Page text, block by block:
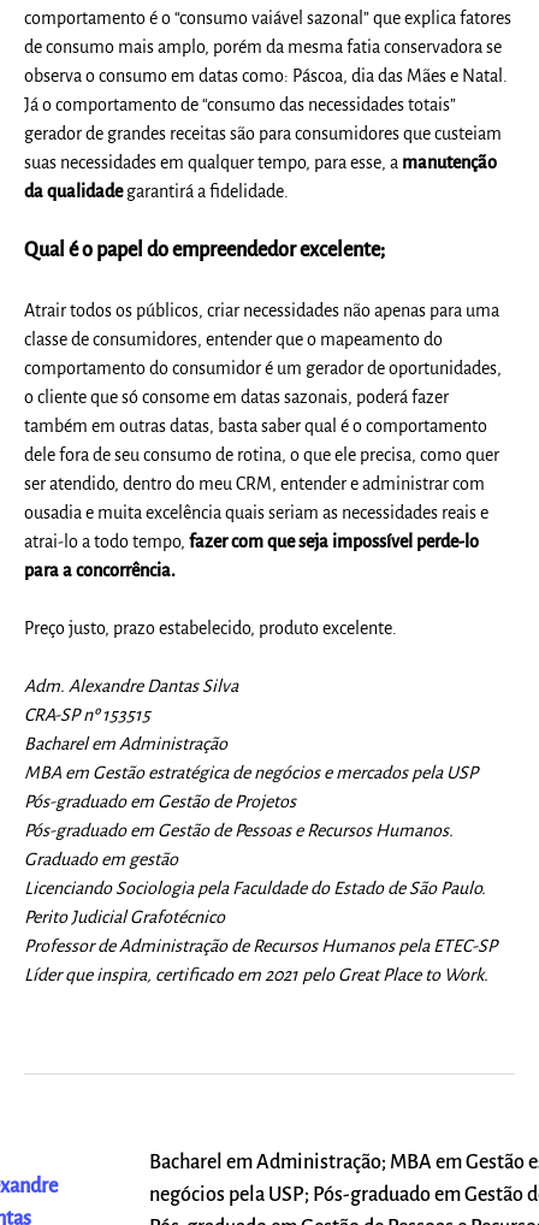
comportamento é o “consumo vaiável sazonal” que explica fatores
de consumo mais amplo, porém da mesma fatia conservadora se
observa o consumo em datas como: Páscoa, dia das Mães e Natal.
Já o comportamento de “consumo das necessidades totais”
gerador de grandes receitas são para consumidores que custeiam
suas necessidades em qualquer tempo, para esse, a manutenção
da qualidadegarantirá a fidelidade.
Qual é o papel do empreendedor excelente;
Atrair todos os públicos, criar necessidades não apenas para uma
classe de consumidores, entender que o mapeamento do
comportamento do consumidor é um gerador de oportunidades,
o cliente que só consome em datas sazonais, poderá fazer
também em outras datas, basta saber qual é o comportamento
dele fora de seu consumo de rotina, o que ele precisa, como quer
ser atendido, dentro do meu CRM, entender e administrar com
ousadia e muita excelência quais seriam as necessidades reais e
atrai-lo a todo tempo,fazer com que seja impossível perde-lo
para a concorrência.
Preço justo, prazo estabelecido, produto excelente.
Adm. Alexandre Dantas Silva
CRA-SP nº 153515
Bacharel em Administração
MBA em Gestão estratégica de negócios e mercados pela USP
Pós-graduado em Gestão de Projetos
Pós-graduado em Gestão de Pessoas e Recursos Humanos.
Graduado em gestão
Licenciando Sociologia pela Faculdade do Estado de São Paulo.
Perito Judicial Grafotécnico
Professor de Administração de Recursos Humanos pela ETEC-SP
Líder que inspira, certificado em 2021 pelo Great Place to Work.
Bacharel em Administração; MBA em Gestão
negócios pela USP; Pós-graduado em Gestão